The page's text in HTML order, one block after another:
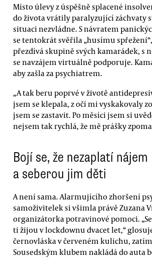
Místo úlevy z úspěšně splacené
do života vrátily paralyzující záchvaty
situaci nezvládne. S návratem
se tentokrát svěřila „husímu
přezdívá skupině svých kamarádek, s
se navzájem virtuálně podporuje.
aby zašla za psychiatrem.
„A tak beru poprvé v životě
jsem se klepala, z očí mi vyskakovaly
jsem se zastavit. Po měsíci jsem si
nejsem tak rychlá, že mě prášky
Bojí se, že nezaplatí nájem
a seberou jim děti
A není sama. Alarmujícího zhoršení
samoživitelek si všimla právě Zuzana
organizátorka potravinové pomoci.
ti žijou v lockdownu dvacet let,“
černovláska v červeném kulichu,
Sousedským klubem nakládá do auta